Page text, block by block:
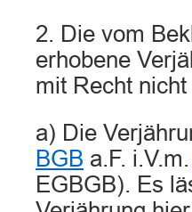
2. Die vom
erhobene
mit Recht
a) Die
BGB a.F. i.V.m.
EGBGB). Es